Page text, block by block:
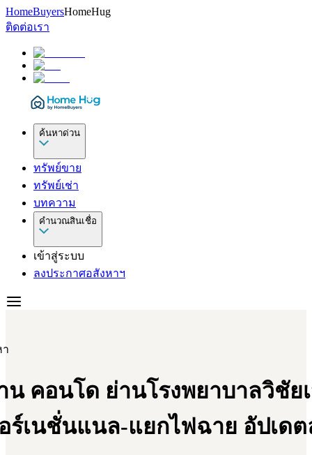
HomeBuyersHomeHug
ติดต่อเรา
ค้นหาด่วน
ทรัพย์ขาย
ทรัพย์เช่า
บทความ
คำนวณสินเชื่อ
เข้าสู่ระบบ
ลงประกาศอสังหาฯ
น คอนโด ย่านโรงพยาบาลวิชัย
ร์เนชั่นแนล-แยกไฟฉาย อัปเด